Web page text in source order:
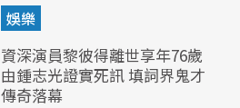
娛樂
資深演員黎彼得離世享年76歲
由鍾志光證實死訊 填詞界鬼才
傳奇落幕